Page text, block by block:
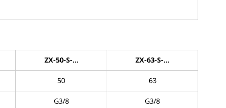
ZX-50-S-...
ZX-63-S-...
50
63
G3/8
G3/8